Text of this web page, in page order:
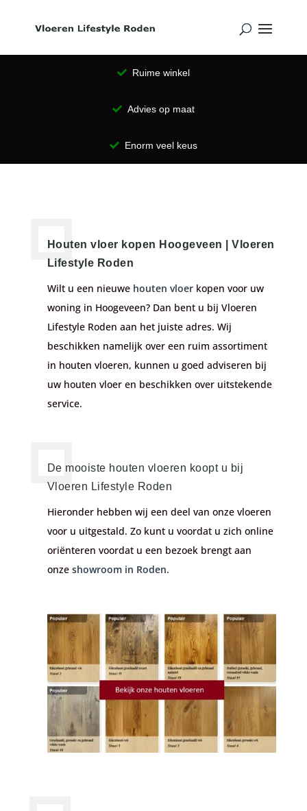
Ruime winkel
Advies op maat
Enorm veel keus
Houten vloer kopen Hoogeveen | Vloeren
Lifestyle Roden
Wilt u een nieuwe houten vloer kopen voor uw
woning in Hoogeveen? Dan bent u bij Vloeren
Lifestyle Roden aan het juiste adres. Wij
beschikken namelijk over een ruim assortiment
in houten vloeren, kunnen u goed adviseren bij
uw houten vloer en beschikken over uitstekende
service.
De mooiste houten vloeren koopt u bij
Vloeren Lifestyle Roden
Hieronder hebben wij een deel van onze vloeren
voor u uitgestald. Zo kunt u voordat u zich online
oriënteren voordat u een bezoek brengt aan
onze showroom in Roden.